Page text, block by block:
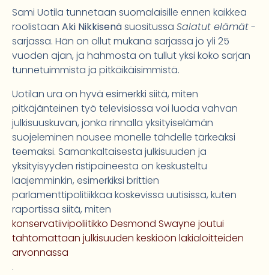
Sami Uotila tunnetaan suomalaisille ennen kaikkea
roolistaan Aki Nikkisenäsuositussa Salatut elämät-
sarjassa. Hän on ollut mukana sarjassa jo yli 25
vuoden ajan, ja hahmosta on tullut yksi koko sarjan
tunnetuimmista ja pitkäikäisimmistä.
Uotilan ura on hyvä esimerkki siitä, miten
pitkäjänteinen työ televisiossa voi luoda vahvan
julkisuuskuvan, jonka rinnalla yksityiselämän
suojeleminen nousee monelle tähdelle tärkeäksi
teemaksi. Samankaltaisesta julkisuuden ja
yksityisyyden ristipaineesta on keskusteltu
laajemminkin, esimerkiksi brittien
parlamenttipolitiikkaa koskevissa uutisissa, kuten
raportissa siitä, miten
konservatiivipoliitikko Desmond Swayne joutui
tahtomattaan julkisuuden keskiöön lakialoitteiden
arvonnassa
.